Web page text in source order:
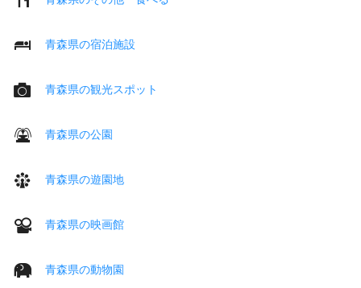
青森県の宿泊施設
青森県の観光スポット
青森県の公園
青森県の遊園地
青森県の映画館
青森県の動物園